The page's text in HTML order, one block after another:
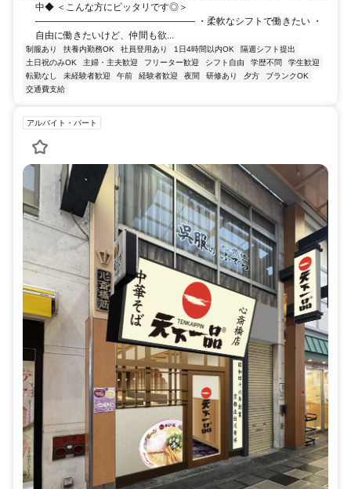
中◆ ＜こんな方にピッタリです◎＞
――――――――――――――――― ・柔軟なシフトで働きたい ・
自由に働きたいけど、仲間も欲...
制服あり 扶養内勤務OK 社員登用あり 1日4時間以内OK
隔週シフト提出
土日祝のみOK
主婦・主夫歓迎 フリーター歓迎 シフト自由 学歴不問
学生歓迎
転勤なし
未経験者歓迎 午前 経験者歓迎 夜間 研修あり 夕方
ブランクOK
交通費支給
アルバイト・パート